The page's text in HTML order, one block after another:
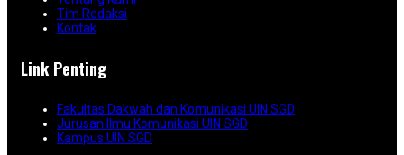
Tim Redaksi
Kontak
Link Penting
Fakultas Dakwah dan Komunikasi UIN SGD
Jurusan Ilmu Komunikasi UIN SGD
Kampus UIN SGD